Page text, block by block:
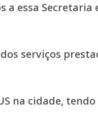
a essa Secretaria
serviços
na cidade,